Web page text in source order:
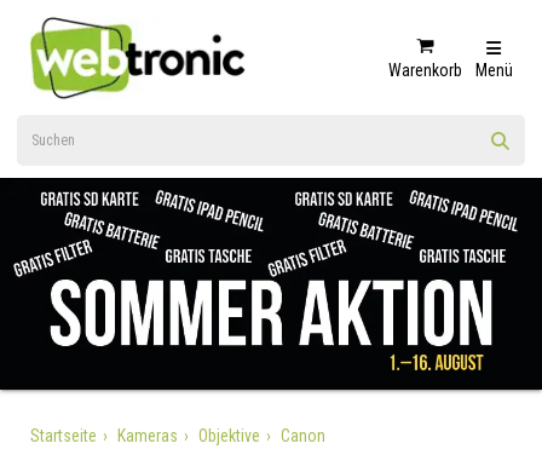
Warenkorb Menü
Startseite Kameras Objektive Canon